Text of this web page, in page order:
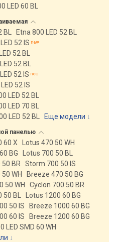
LED 60 BL
Etna 800 LED 52 BL
52 IS
52 BL
52 BL
52 IS
52 IS
LED 52 BL
LED 70 BL
LED 52 BL
Еще модели ↓
панелью
60 X
Lotus 470 50 WH
BG
Lotus 700 50 BL
BR
Storm 700 50 IS
WH
Breeze 470 50 BG
50 WH
Cyclon 700 50 BR
50 BL
Lotus 1200 60 BG
50 IS
Breeze 1000 60 BG
60 IS
Breeze 1200 60 BG
LED SMD 60 WH
↓